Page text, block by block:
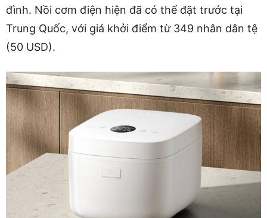
đình. Nồi cơm điện hiện đã có thể đặt trước tại
Trung Quốc, với giá khởi điểm từ 349 nhân dân tệ
(50 USD).